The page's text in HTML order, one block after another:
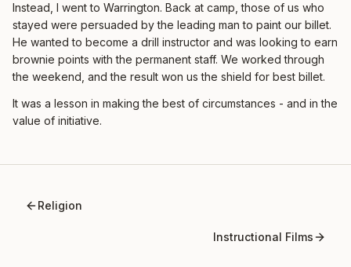
Instead, I went to Warrington. Back at camp, those of us who
stayed were persuaded by the leading man to paint our billet.
He wanted to become a drill instructor and was looking to earn
brownie points with the permanent staff. We worked through
the weekend, and the result won us the shield for best billet.
It was a lesson in making the best of circumstances - and in the
value of initiative.
Religion
Instructional Films